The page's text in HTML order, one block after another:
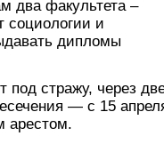
два факультета –
социологии и
дипломы
под стражу, через
— с 15
арестом.